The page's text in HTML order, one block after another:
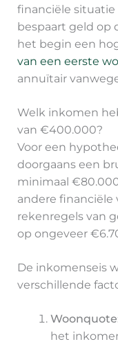
financiële situatie
bespaart geld op
het begin een
van een eerste
annuïtair
Welk inkomen
van €400.000?
Voor een
doorgaans een
minimaal
andere
rekenregels van
op ongeveer
De inkomenseis
verschillende
het